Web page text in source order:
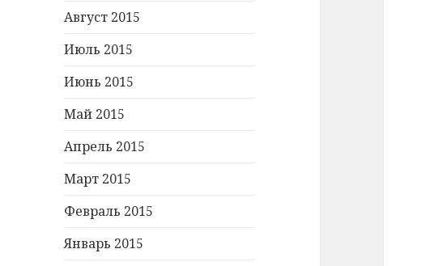
Август 2015
Июль 2015
Июнь 2015
Май 2015
Апрель 2015
Март 2015
Февраль 2015
Январь 2015